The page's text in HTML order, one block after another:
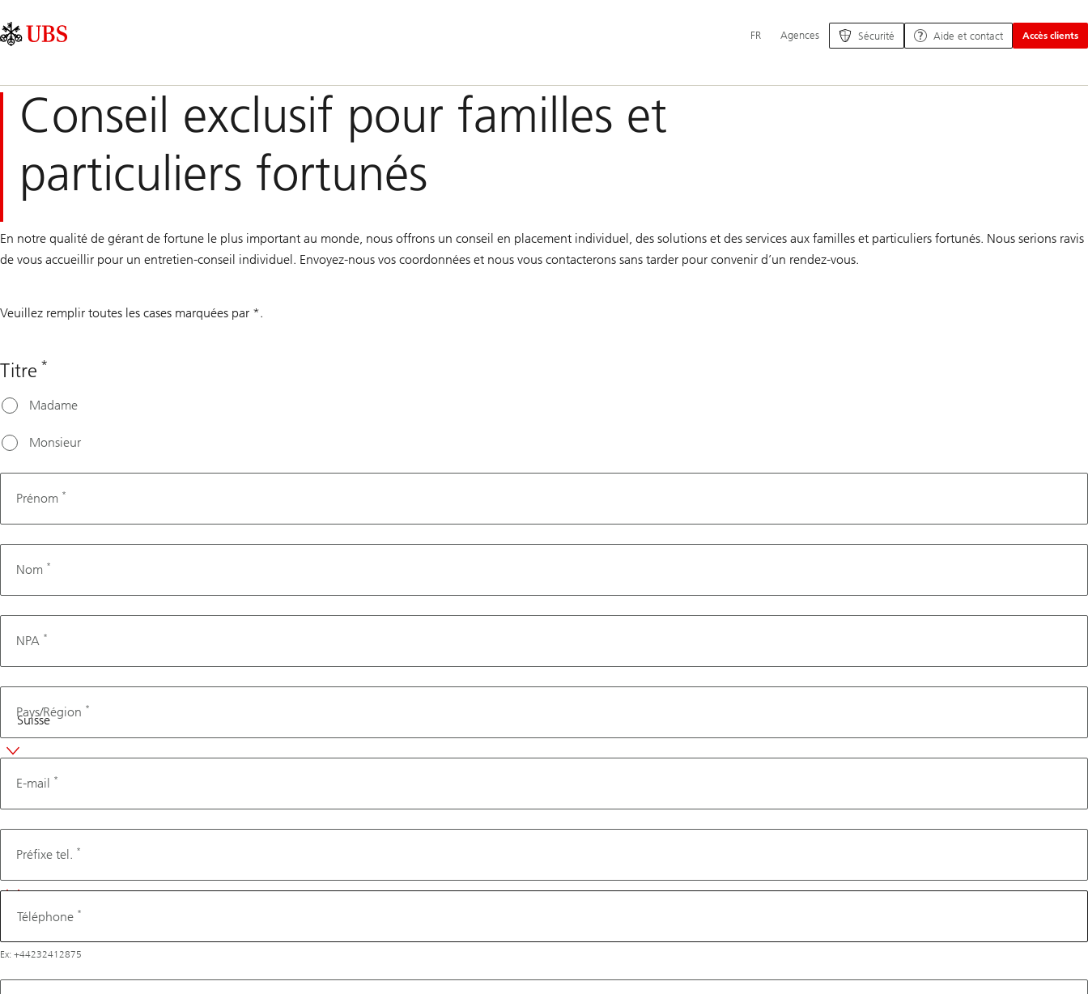
Area
principale
principale
FR Agences Sécurité Aide et contact Accès clients
Conseil exclusif pour familles et
particuliers fortunés
En notre qualité de gérant de fortune le plus important au monde, nous offrons un conseil en placement individuel, des solutions et des services aux familles et particuliers fortunés. Nous serions ravis
de vous accueillir pour un entretien-conseil individuel. Envoyez-nous vos coordonnées et nous vous contacterons sans tarder pour convenir d’un rendez-vous.
Veuillez remplir toutes les cases marquées par *.
Titre *
Madame
Monsieur
Prénom *
Nom *
NPA *
Pays/Région *
E-mail *
Téléphone
Préfixe tel. *
Téléphone *
Ex: +44232412875